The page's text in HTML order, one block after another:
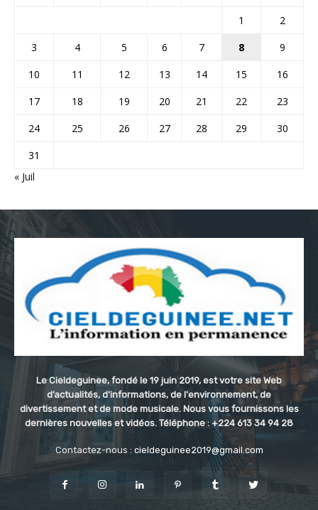
1
2
3
4 5 6 7 8
9
10
11 12 13 14 15
16
17
18 19 20 21 22
23
24
25 26 27 28 29
30
31
« Juil
Le Cieldeguinee, fondé le 19 juin 2019, est votre site Web
d’actualités, d'informations, de l'environnement, de
divertissement et de mode musicale. Nous vous fournissons les
dernières nouvelles et vidéos. Téléphone : +224 613 34 94 28
Contactez-nous : cieldeguinee2019@gmail.com